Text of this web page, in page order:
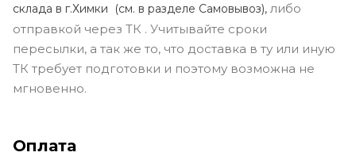
склада в г.Химки (см. в разделе Самовывоз), либо
отправкой через ТК . Учитывайте сроки
пересылки, а так же то, что доставка в ту или иную
ТК требует подготовки и поэтому возможна не
мгновенно.
Оплата